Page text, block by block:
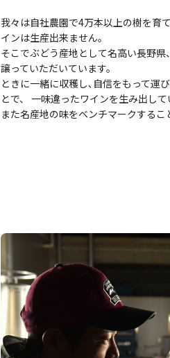
我々は自社農園で4万本以上の樹を育
インは生産出来ません。
そこでぶどう産地として名高い長野
譲っていただいています。
ときに一緒に収穫し､自信をもって運
とで、 一味違ったワインを生み出して
また名産地の味をベンチマークするこ